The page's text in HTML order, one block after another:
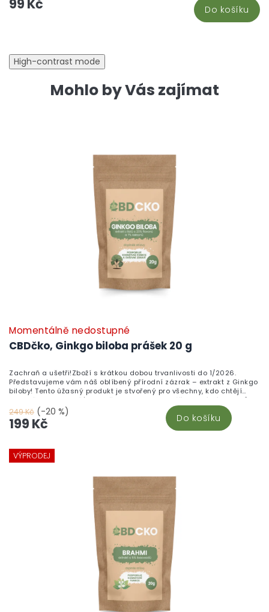
99 Kč Do košíku
High-contrast mode
Mohlo by Vás zajímat
CBDčko, Ginkgo biloba prášek 20 g
Momentálně nedostupné
249 Kč (-20 %)
199 Kč Do košíku
Zachraň a ušetři!Zboží s krátkou dobou trvanlivosti do 1/2026.
Představujeme vám náš oblíbený přírodní zázrak – extrakt z Ginkgo
biloby! Tento úžasný produkt je stvořený pro všechny, kdo chtějí
podpořit svou paměť a zlepšit koncentraci. Prášek plný síly z listů
Ginkgo vám pomohou udržet mysl svěží a krevní oběh v kondici.
Přidejte si do svého každodenního rituálu špetku přírody a užívejte
si výhody tohoto starodávného stromu. Objednejte si Ginkgo bilobu
VÝPRODEJ